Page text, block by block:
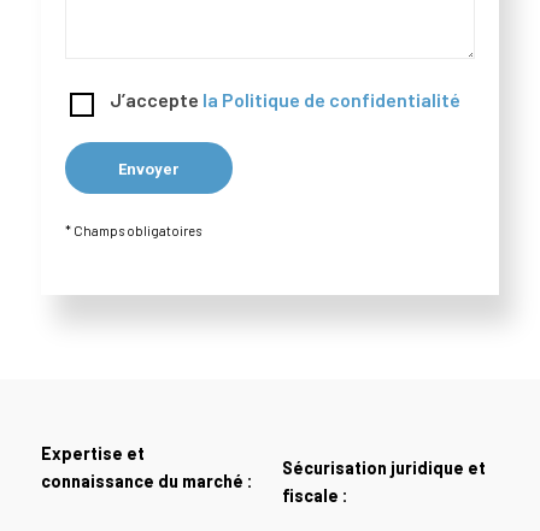
J’accepte la Politique de confidentialité
* Champs obligatoires
Expertise et
connaissance du marché :
Sécurisation juridique et
fiscale :